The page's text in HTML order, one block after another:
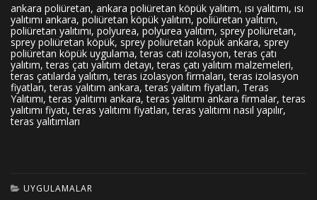
ankara poliüretan, ankara poliüretan köpük yalıtım, ısı yalıtımı, ısı
yalıtımı ankara, poliüretan köpük yalıtım, poliüretan yalıtım,
poliüretan yalıtımı, polyurea, polyurea yalıtım, sprey poliüretan,
sprey poliüretan köpük, sprey poliüretan köpük ankara, sprey
poliüretan köpük uygulama, teras cati izolasyon, teras çatı
yalıtım, teras çatı yalıtım detayı, teras çatı yalıtım malzemeleri,
teras çatılarda yalıtım, teras izolasyon firmaları, teras izolasyon
fiyatları, teras yalıtım ankara, teras yalıtım fiyatları, Teras
Yalıtımı, teras yalıtımı ankara, teras yalıtımı ankara firmalar, teras
yalıtımı fiyatı, teras yalıtımı fiyatları, teras yalıtımı nasıl yapılır,
teras yalıtımları
UYGULAMALAR